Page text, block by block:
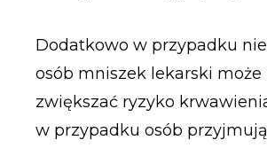
Dodatkowo w przypadku
osób mniszek lekarski może
zwiększać ryzyko
w przypadku osób